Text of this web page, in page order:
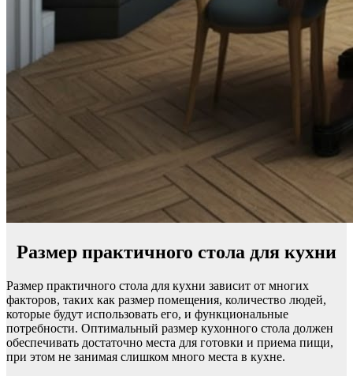
Размер практичного стола для кухни
Размер практичного стола для кухни зависит от многих
факторов, таких как размер помещения, количество людей,
которые будут использовать его, и функциональные
потребности. Оптимальный размер кухонного стола должен
обеспечивать достаточно места для готовки и приема пищи,
при этом не занимая слишком много места в кухне.